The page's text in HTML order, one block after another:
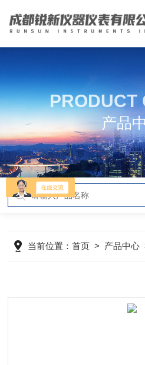
PRODUCT
产品
当前位置：首页 > 产品中心